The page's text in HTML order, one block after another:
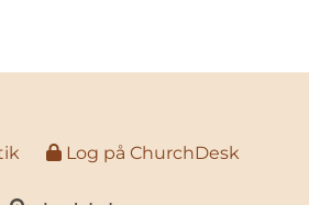
Log på ChurchDesk